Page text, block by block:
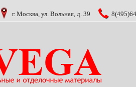
г. Москва, ул. Вольная, д. 39